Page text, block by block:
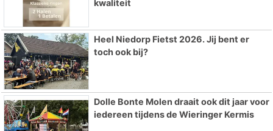
kwaliteit
Heel Niedorp Fietst 2026. Jij bent er
toch ook bij?
Dolle Bonte Molen draait ook dit jaar voor
iedereen tijdens de Wieringer Kermis